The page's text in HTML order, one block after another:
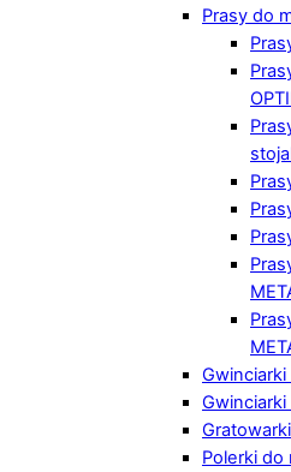
Prasy do
Gwinciarki
Gwinciarki
Gratowarki
Polerki do